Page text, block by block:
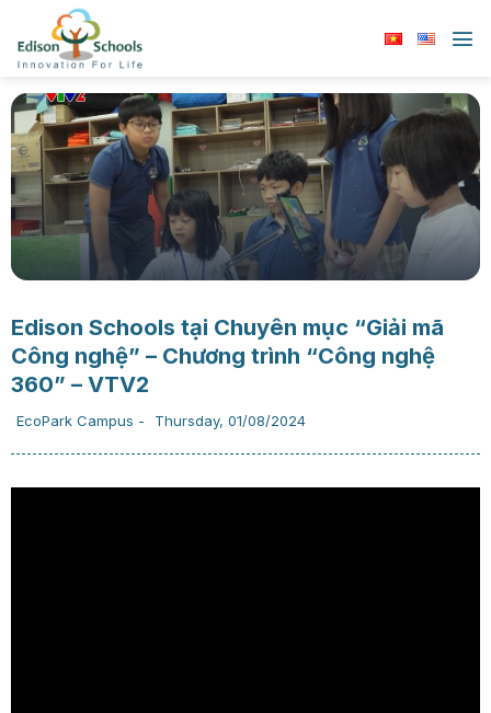
nội
Edison Schools tại Chuyên mục “Giải mã
Công nghệ” – Chương trình “Công nghệ
360” – VTV2
EcoPark Campus - Thursday, 01/08/2024